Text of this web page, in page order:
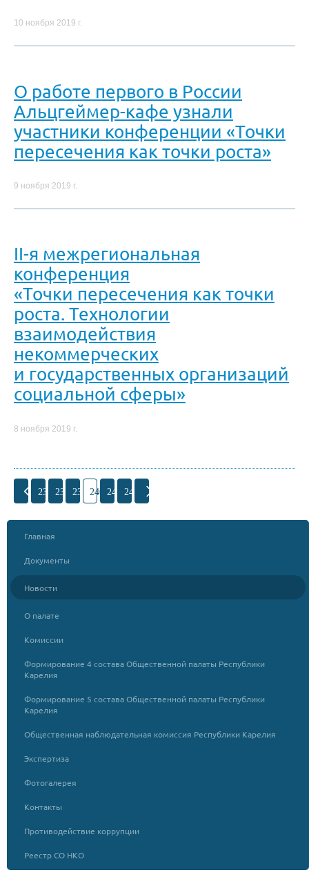
10 ноября 2019 г.
О работе первого в России
Альцгеймер-кафе узнали
участники конференции «Точки
пересечения как точки роста»
9 ноября 2019 г.
II-я межрегиональная
конференция
«Точки пересечения как точки
роста. Технологии
взаимодействия
некоммерческих
и государственных организаций
социальной сферы»
8 ноября 2019 г.
237 238 239 240 241 242
Главная
Документы
Новости
О палате
Комиссии
Формирование 4 состава Общественной палаты Республики
Карелия
Формирование 5 состава Общественной палаты Республики
Карелия
Общественная наблюдательная комиссия Республики Карелия
Экспертиза
Фотогалерея
Контакты
Противодействие коррупции
Реестр СО НКО